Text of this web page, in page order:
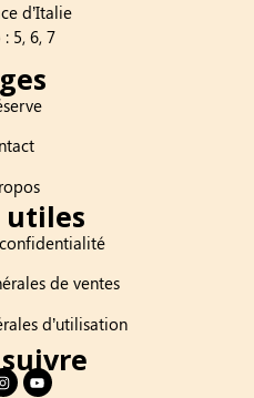
d’Italie
5, 6, 7
utiles
de ventes
d’utilisation